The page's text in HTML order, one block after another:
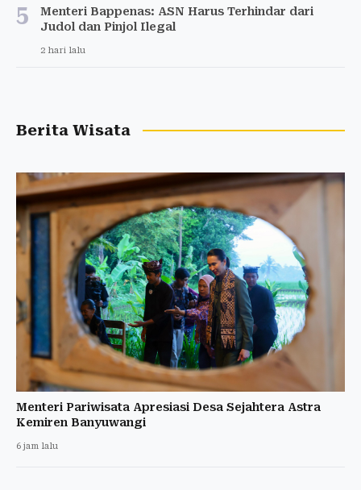
5
Menteri Bappenas: ASN Harus Terhindar dari
Judol dan Pinjol Ilegal
2 hari lalu
Berita Wisata
Menteri Pariwisata Apresiasi Desa Sejahtera Astra
Kemiren Banyuwangi
6 jam lalu